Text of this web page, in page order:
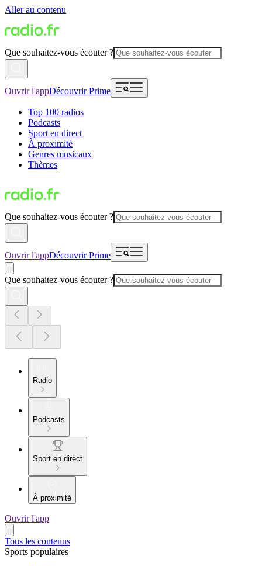
Aller au contenu
Que souhaitez-vous écouter ?
Ouvrir l'appDécouvrir Prime
Top 100 radios
Podcasts
Sport en direct
À proximité
Genres musicaux
Thèmes
Que souhaitez-vous écouter ?
Ouvrir l'appDécouvrir Prime
Que souhaitez-vous écouter ?
Radio
Podcasts
Sport en direct
À proximité
Ouvrir l'app
Tous les contenus
Sports populaires